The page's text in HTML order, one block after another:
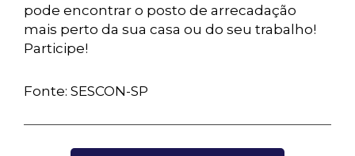
pode encontrar o posto de arrecadação
mais perto da sua casa ou do seu trabalho!
Participe!
Fonte: SESCON-SP